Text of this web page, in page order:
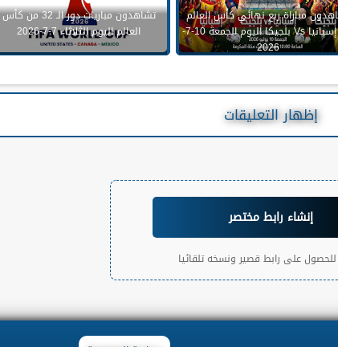
مباراة ربع نهائي كأس العالم
بين إسبانيا Vs بلجيكا اليوم الجمعة 10-7-
2026
تشاهدون مباريات دور الـ 32 من كأس
العالم اليوم الثلاثاء 7-7-2026
إظهار التعليقات
إنشاء رابط مختصر
على رابط قصير ونسخه تلقائيا